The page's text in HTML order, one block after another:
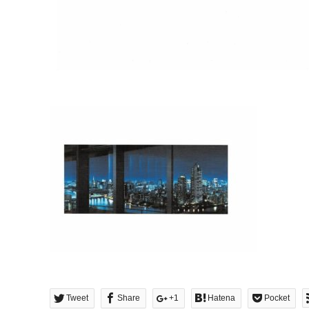
Tweet Share +1 Hatena Pocket